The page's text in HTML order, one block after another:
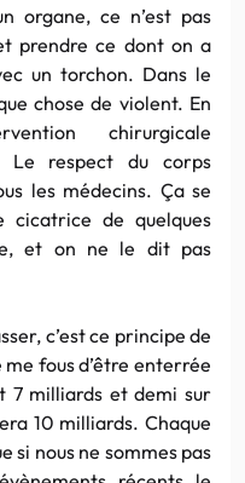
organe, ce n’est pas
prendre ce dont on a
un torchon. Dans le
chose de violent. En
chirurgicale
Le respect du corps
les médecins. Ça se
de quelques
et on ne le dit pas
c’est ce principe de
fous d’être enterrée
7 milliards et demi sur
10 milliards. Chaque
si nous ne sommes pas